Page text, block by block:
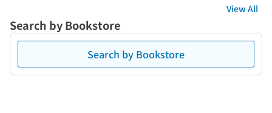
View All
Search by Bookstore
Search by Bookstore